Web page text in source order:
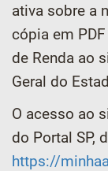
ativa sobre a
cópia em
de Renda ao
Geral do
O acesso ao
do Portal SP,
https://